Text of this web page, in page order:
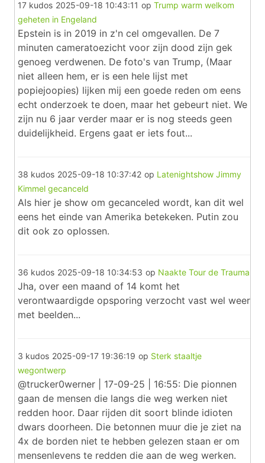
17 kudos 2025-09-18 10:43:11 op Trump warm welkom
geheten in Engeland
Epstein is in 2019 in z'n cel omgevallen. De 7
minuten cameratoezicht voor zijn dood zijn gek
genoeg verdwenen. De foto's van Trump, (Maar
niet alleen hem, er is een hele lijst met
popiejoopies) lijken mij een goede reden om eens
echt onderzoek te doen, maar het gebeurt niet. We
zijn nu 6 jaar verder maar er is nog steeds geen
duidelijkheid. Ergens gaat er iets fout...
38 kudos 2025-09-18 10:37:42 op Latenightshow Jimmy
Kimmel gecanceld
Als hier je show om gecanceled wordt, kan dit wel
eens het einde van Amerika betekeken. Putin zou
dit ook zo oplossen.
36 kudos 2025-09-18 10:34:53 op Naakte Tour de Trauma
Jha, over een maand of 14 komt het
verontwaardigde opsporing verzocht vast wel weer
met beelden...
3 kudos 2025-09-17 19:36:19 op Sterk staaltje
wegontwerp
@trucker0werner | 17-09-25 | 16:55: Die pionnen
gaan de mensen die langs die weg werken niet
redden hoor. Daar rijden dit soort blinde idioten
dwars doorheen. Die betonnen muur die je ziet na
4x de borden niet te hebben gelezen staan er om
mensenlevens te redden die aan de weg werken.